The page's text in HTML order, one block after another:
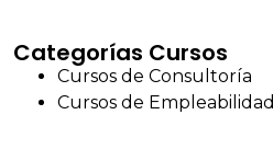
Categorías Cursos
Cursos de Consultoría
Cursos de Empleabilidad